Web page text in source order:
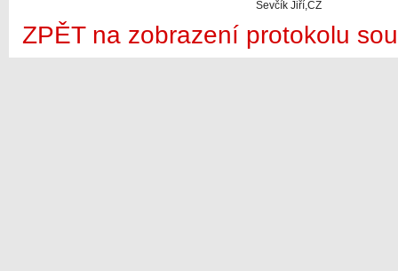
Ševčík Jiří,CZ
ZPĚT na zobrazení protokolu